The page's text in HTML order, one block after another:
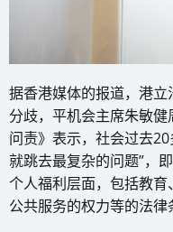
据香港媒体的报道，港
分歧，平机会主席朱敏
问责》表示，社会过去
就跳去最复杂的问题”，
个人福利层面，包括教育
公共服务的权力等的法律